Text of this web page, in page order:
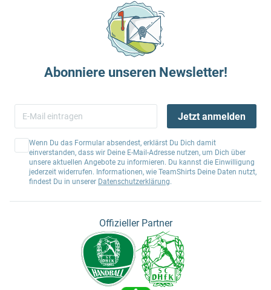
Abonniere unseren Newsletter!
Jetzt anmelden
Wenn Du das Formular absendest, erklärst Du Dich damit
einverstanden, dass wir Deine E-Mail-Adresse nutzen, um Dich über
unsere aktuellen Angebote zu informieren. Du kannst die Einwilligung
jederzeit widerrufen. Informationen, wie TeamShirts Deine Daten nutzt,
findest Du in unserer Datenschutzerklärung.
Offizieller Partner